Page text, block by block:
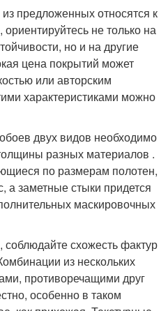
предложенных относятся к
не только на
но и на другие
цена покрытий может
или авторским
характеристиками можно
двух видов необходимо
разных материалов .
по размерам полотен,
а заметные стыки придется
маскировочных
схожесть фактур
из нескольких
противоречащими друг
особенно в таком